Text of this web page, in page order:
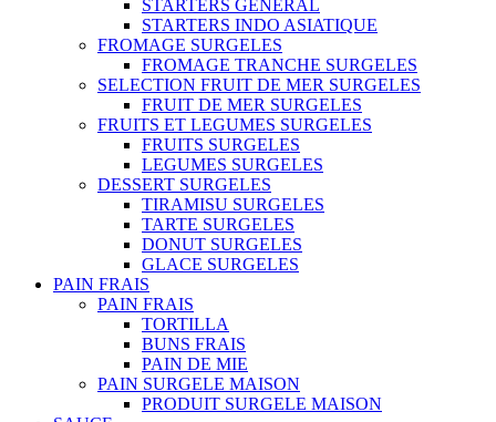
STARTERS GENERAL
STARTERS INDO ASIATIQUE
FROMAGE SURGELES
FROMAGE TRANCHE SURGELES
SELECTION FRUIT DE MER SURGELES
FRUIT DE MER SURGELES
FRUITS ET LEGUMES SURGELES
FRUITS SURGELES
LEGUMES SURGELES
DESSERT SURGELES
TIRAMISU SURGELES
TARTE SURGELES
DONUT SURGELES
GLACE SURGELES
PAIN FRAIS
PAIN FRAIS
TORTILLA
BUNS FRAIS
PAIN DE MIE
PAIN SURGELE MAISON
PRODUIT SURGELE MAISON